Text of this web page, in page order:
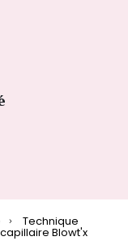
Technique
Blowt'x